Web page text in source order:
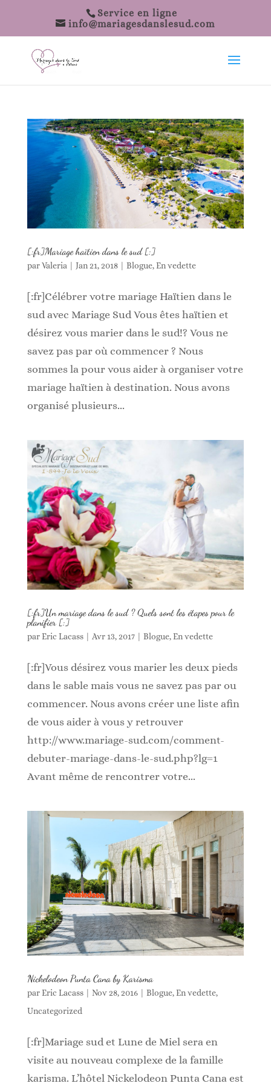
Service en ligne
info@mariagesdanslesud.com
[:fr]Mariage haïtien dans le sud [:]
parValeria| Jan 21, 2018| Blogue,En vedette
[:fr]Célébrer votre mariage Haïtien dans le
sud avec Mariage Sud Vous êtes haïtien et
désirez vous marier dans le sud!? Vous ne
savez pas par où commencer ? Nous
sommes la pour vous aider à organiser votre
mariage haïtien à destination. Nous avons
organisé plusieurs...
[:fr]Un mariage dans le sud ? Quels sont les étapes pour le
planifier [:]
parEric Lacass| Avr 13, 2017| Blogue, En vedette
[:fr]Vous désirez vous marier les deux pieds
dans le sable mais vous ne savez pas par ou
commencer. Nous avons créer une liste afin
de vous aider à vous y retrouver
http://www.mariage-sud.com/comment-
debuter-mariage-dans-le-sud.php?lg=1
Avant même de rencontrer votre...
Nickelodeon Punta Cana by Karisma
parEric Lacass| Nov 28, 2016| Blogue, En vedette,
Uncategorized
[:fr]Mariage sud et Lune de Miel sera en
visite au nouveau complexe de la famille
karisma. L’hôtel Nickelodeon Punta Cana est